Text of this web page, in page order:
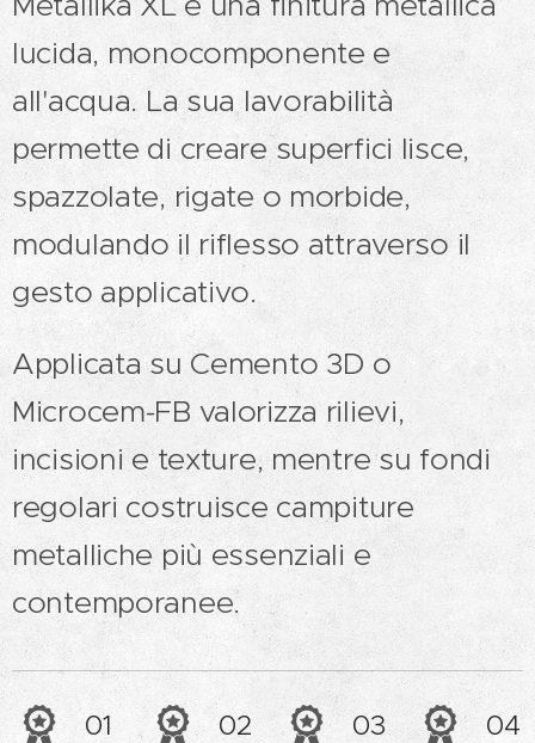
lucida, monocomponente e
all'acqua. La sua lavorabilità
permette di creare superfici lisce,
spazzolate, rigate o morbide,
modulando il riflesso attraverso il
gesto applicativo.
Applicata su Cemento 3D o
Microcem-FB valorizza rilievi,
incisioni e texture, mentre su fondi
regolari costruisce campiture
metalliche più essenziali e
contemporanee.
01
02
03
04